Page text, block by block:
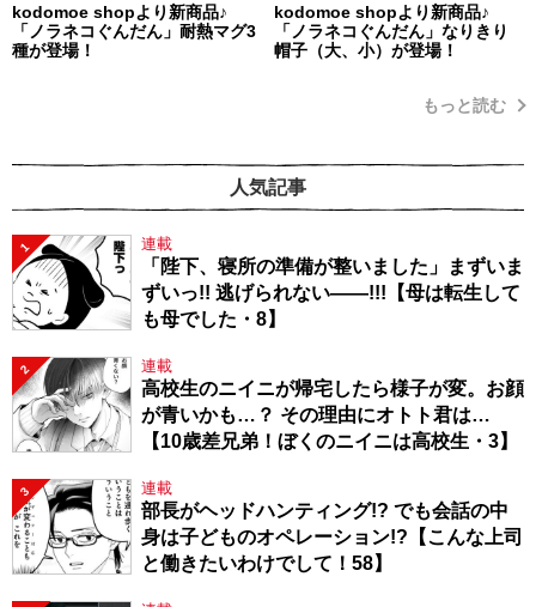
kodomoe shopより新商品♪
「ノラネコぐんだん」耐熱マグ3
種が登場！
kodomoe shopより新商品♪
「ノラネコぐんだん」なりきり
帽子（大、小）が登場！
もっと読む
人気記事
1 連載
「陛下、寝所の準備が整いました」まずいま
ずいっ!! 逃げられない――!!!【母は転生して
も母でした・8】
2 連載
高校生のニイニが帰宅したら様子が変。お顔
が青いかも…？ その理由にオトト君は…
【10歳差兄弟！ぼくのニイニは高校生・3】
3 連載
部長がヘッドハンティング!? でも会話の中
身は子どものオペレーション!?【こんな上司
と働きたいわけでして！58】